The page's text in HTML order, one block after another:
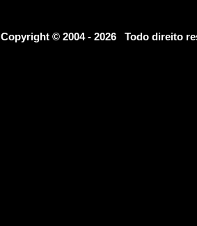
Copyright © 2004 - 2026 Todo direito